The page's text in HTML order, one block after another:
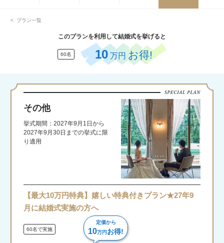
プラン一覧
このプランを利用して結婚式を挙げると
60名 10 万円 お得!
その他
挙式期間：2027年9月1日から
2027年9月30日までの挙式に限
り適用
【最大10万円特典】嬉しい特典付きプラン★27年9
月に結婚式実施の方へ
60名で実施
定価から
10万円 お得!